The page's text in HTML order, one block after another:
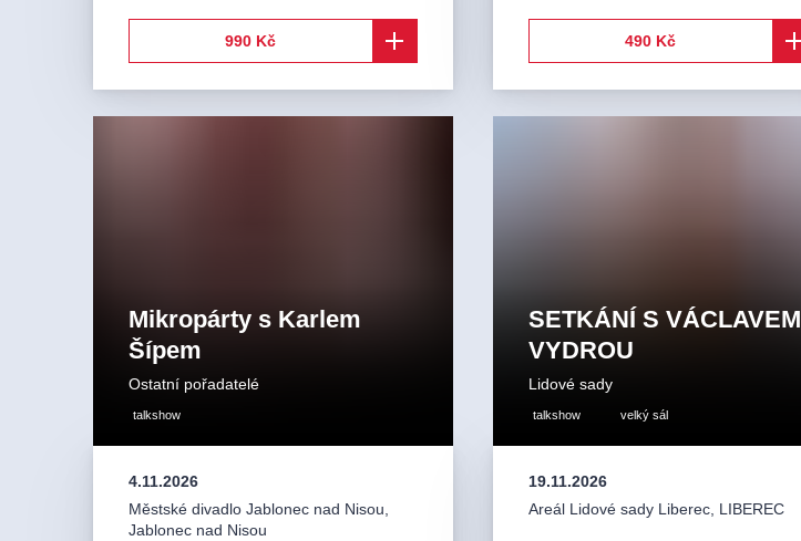
990 Kč 490 Kč
Mikropárty s Karlem
Šípem
Ostatní pořadatelé
talkshow
4.11.2026
Městské divadlo Jablonec nad Nisou,
Jablonec nad Nisou
SETKÁNÍ S VÁCLAVEM
VYDROU
Lidové sady
talkshow velký sál
19.11.2026
Areál Lidové sady Liberec, LIBEREC